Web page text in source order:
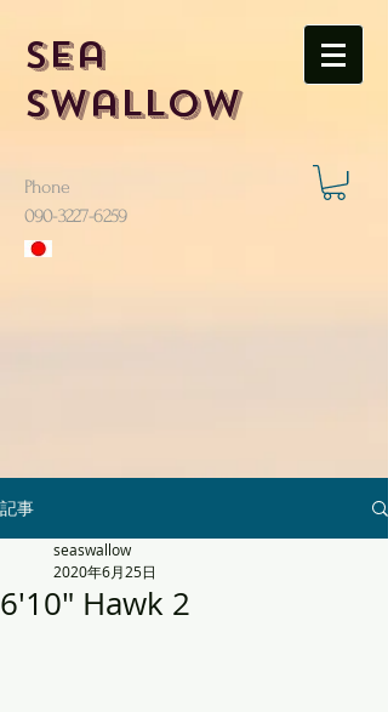
Sea
Swallow
Phone
​090-3227-6259
記事
6'10" Hawk 2
seaswallow
2020年6月25日